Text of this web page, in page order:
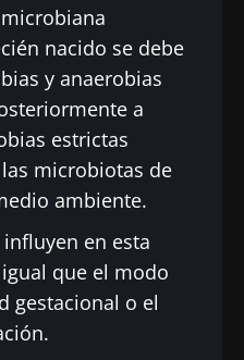
nacido se debe
y anaerobias
a
estrictas
microbiotas de
ambiente.
en esta
que el modo
gestacional o el
del Biocodex Microbiota
para recibir más
condiciones generales
protección de datos
Institute
07/2026